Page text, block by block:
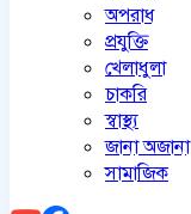
অপরাধ
প্রযুক্তি
খেলাধুলা
চাকরি
স্বাস্থ্য
জানা অজানা
সামাজিক